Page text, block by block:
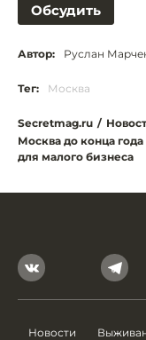
Обсудить
Автор: Руслан
Тег: Москва
Secretmag.ru /
Москва до конца
для малого бизнеса
Новости